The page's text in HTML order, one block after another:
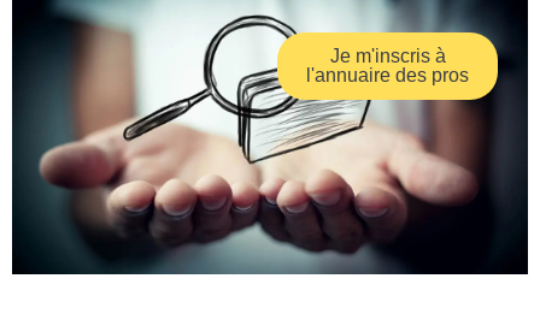
Je m'inscris à
l'annuaire des pros